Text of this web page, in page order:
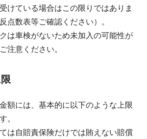
けている場合はこの限りではありま
点数表等ご確認ください）。
は車検がないため未加入の可能性が
注意ください。
額には、基本的に以下のような上限
。
は自賠責保険だけでは賄えない賠償